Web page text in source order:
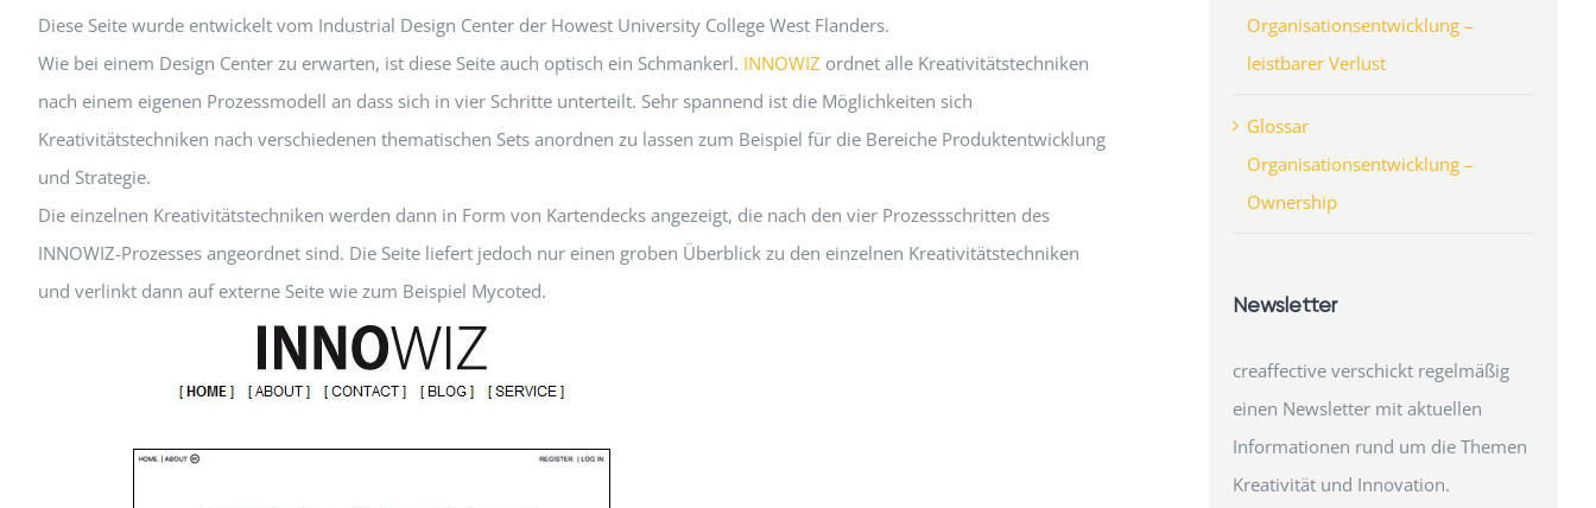
Diese Seite wurde entwickelt vom Industrial Design Center der Howest University College West Flanders.
Wie bei einem Design Center zu erwarten, ist diese Seite auch optisch ein Schmankerl. INNOWIZ ordnet alle Kreativitätstechniken
nach einem eigenen Prozessmodell an dass sich in vier Schritte unterteilt. Sehr spannend ist die Möglichkeiten sich
Kreativitätstechniken nach verschiedenen thematischen Sets anordnen zu lassen zum Beispiel für die Bereiche Produktentwicklung
und Strategie.
Die einzelnen Kreativitätstechniken werden dann in Form von Kartendecks angezeigt, die nach den vier Prozessschritten des
INNOWIZ-Prozesses angeordnet sind. Die Seite liefert jedoch nur einen groben Überblick zu den einzelnen Kreativitätstechniken
und verlinkt dann auf externe Seite wie zum Beispiel Mycoted.
Organisationsentwicklung –
leistbarer Verlust
Glossar
Organisationsentwicklung –
Ownership
Newsletter
creaffective verschickt regelmäßig
einen Newsletter mit aktuellen
Informationen rund um die Themen
Kreativität und Innovation.